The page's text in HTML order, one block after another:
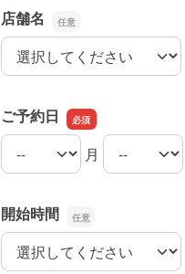
店舗名
店舗名
ご予約日
ご予約日の月月
ご予約日の日
開始時間
開始時間